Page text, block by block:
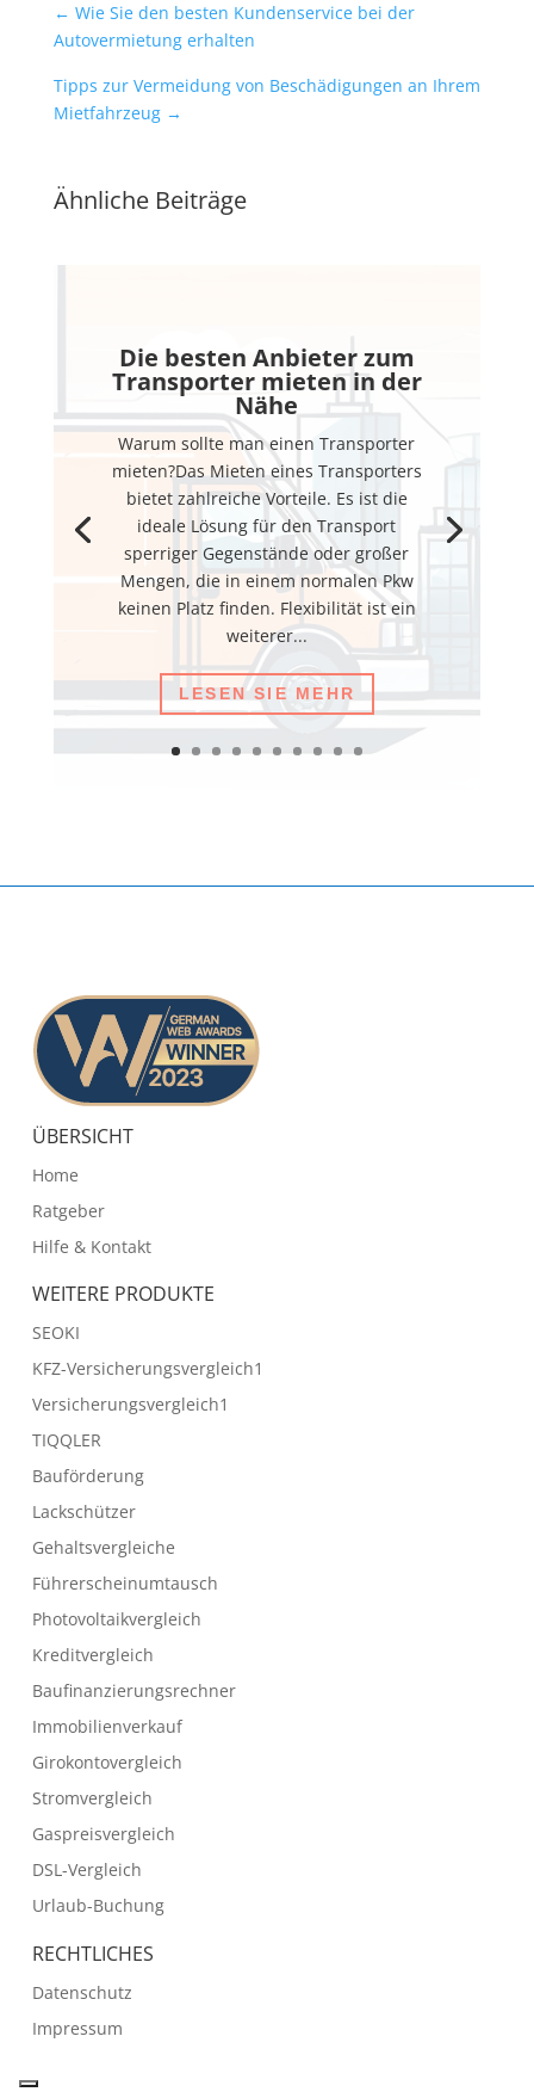
← Wie Sie den besten Kundenservice bei der
Autovermietung erhalten
Tipps zur Vermeidung von Beschädigungen an Ihrem
Mietfahrzeug→
Ähnliche Beiträge
Die besten Anbieter zum
Transporter mieten in der
Nähe
Warum sollte man einen Transporter
mieten?Das Mieten eines Transporters
bietet zahlreiche Vorteile. Es ist die
ideale Lösung für den Transport
sperriger Gegenstände oder großer
Mengen, die in einem normalen Pkw
keinen Platz finden. Flexibilität ist ein
weiterer...
LESEN SIE MEHR
ÜBERSICHT
Home
Ratgeber
Hilfe & Kontakt
WEITERE PRODUKTE
SEOKI
KFZ-Versicherungsvergleich1
Versicherungsvergleich1
TIQQLER
Bauförderung
Lackschützer
Gehaltsvergleiche
Führerscheinumtausch
Photovoltaikvergleich
Kreditvergleich
Baufinanzierungsrechner
Immobilienverkauf
Girokontovergleich
Stromvergleich
Gaspreisvergleich
DSL-Vergleich
Urlaub-Buchung
RECHTLICHES
Datenschutz
Impressum